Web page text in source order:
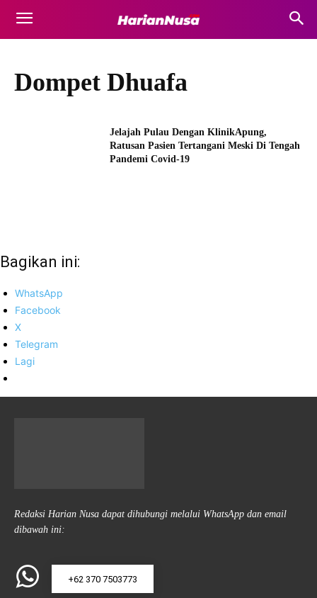
Dompet Dhuafa
Jelajah Pulau Dengan KlinikApung,
Ratusan Pasien Tertangani Meski Di Tengah
Pandemi Covid-19
Bagikan ini:
WhatsApp
Facebook
X
Telegram
Lagi
Redaksi Harian Nusa dapat dihubungi melalui WhatsApp dan email
dibawah ini:
+62 370 7503773